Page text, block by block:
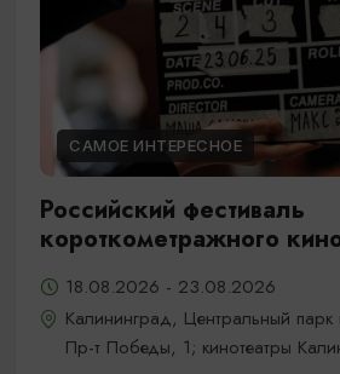
САМОЕ ИНТЕРЕСНОЕ
Российский фестиваль
короткометражного
18.08.2026 - 23.08.2026
Калининград, Центральный парк
Пр-т Победы, 1; кинотеатры